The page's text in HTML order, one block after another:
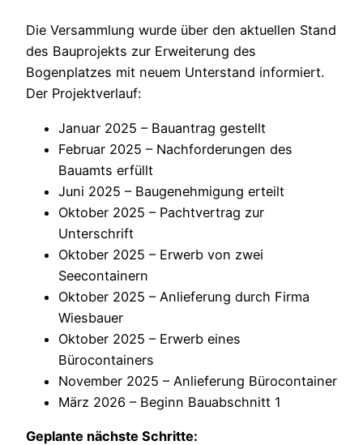
Die Versammlung wurde über den aktuellen Stand
des Bauprojekts zur Erweiterung des
Bogenplatzes mit neuem Unterstand informiert.
Der Projektverlauf:
Januar 2025 – Bauantrag gestellt
Februar 2025 – Nachforderungen des
Bauamts erfüllt
Juni 2025 – Baugenehmigung erteilt
Oktober 2025 – Pachtvertrag zur
Unterschrift
Oktober 2025 – Erwerb von zwei
Seecontainern
Oktober 2025 – Anlieferung durch Firma
Wiesbauer
Oktober 2025 – Erwerb eines
Bürocontainers
November 2025 – Anlieferung Bürocontainer
März 2026 – Beginn Bauabschnitt 1
Geplante nächste Schritte: